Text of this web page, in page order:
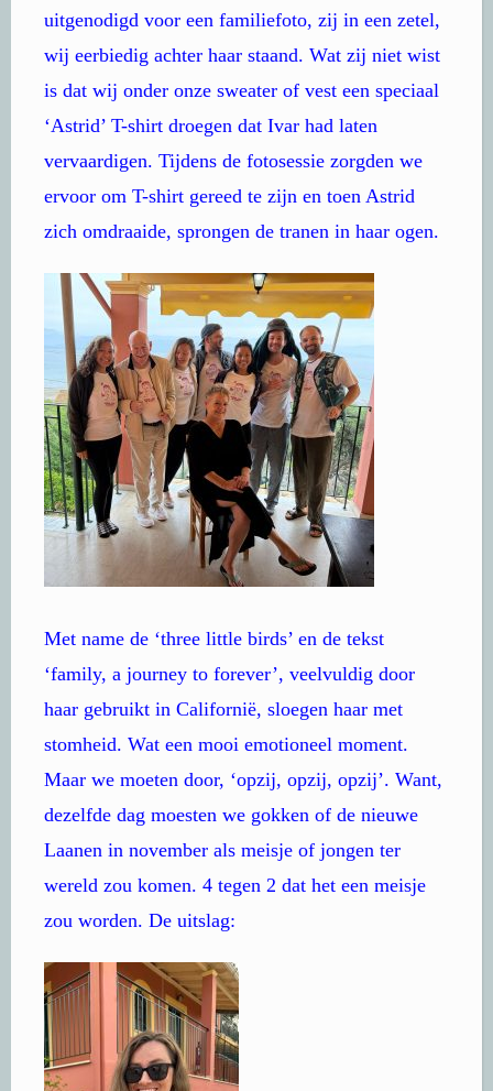
uitgenodigd voor een familiefoto, zij in een zetel,
wij eerbiedig achter haar staand. Wat zij niet wist
is dat wij onder onze sweater of vest een speciaal
‘Astrid’ T-shirt droegen dat Ivar had laten
vervaardigen. Tijdens de fotosessie zorgden we
ervoor om T-shirt gereed te zijn en toen Astrid
zich omdraaide, sprongen de tranen in haar ogen.
Met name de ‘three little birds’ en de tekst
‘family, a journey to forever’, veelvuldig door
haar gebruikt in Californië, sloegen haar met
stomheid. Wat een mooi emotioneel moment.
Maar we moeten door, ‘opzij, opzij, opzij’. Want,
dezelfde dag moesten we gokken of de nieuwe
Laanen in november als meisje of jongen ter
wereld zou komen. 4 tegen 2 dat het een meisje
zou worden. De uitslag: